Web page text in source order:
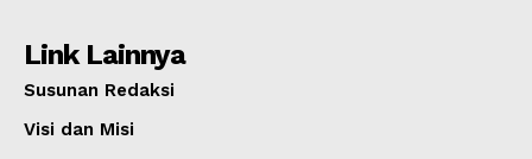
Link Lainnya
Susunan Redaksi
Visi dan Misi